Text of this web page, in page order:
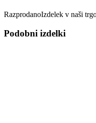
RazprodanoIzdelek v naši
Podobni izdelki